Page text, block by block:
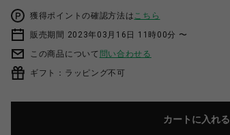
獲得ポイントの確認方法はこちら
販売期間 2023年03月16日 11時00分 〜
この商品について 問い合わせる
ギフト：ラッピング不可
カートに入れる